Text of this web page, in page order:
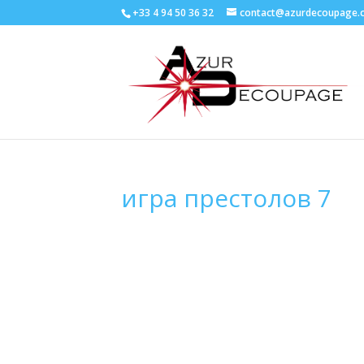
+33 4 94 50 36 32
игра престолов 7